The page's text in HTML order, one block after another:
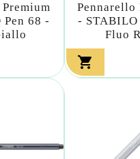
68 -
Pennarello
- STABILO
Fluo
